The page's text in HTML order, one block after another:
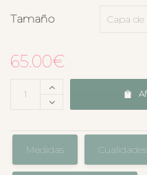
Tamaño
65.00€
Medidas Cualidades